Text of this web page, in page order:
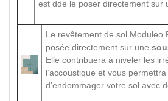
est dde le poser directement sur
Le revêtement de sol Moduleo
posée directement sur une
Elle contribuera à niveler les
l’accoustique et vous permettra
d’endommager votre sol avec